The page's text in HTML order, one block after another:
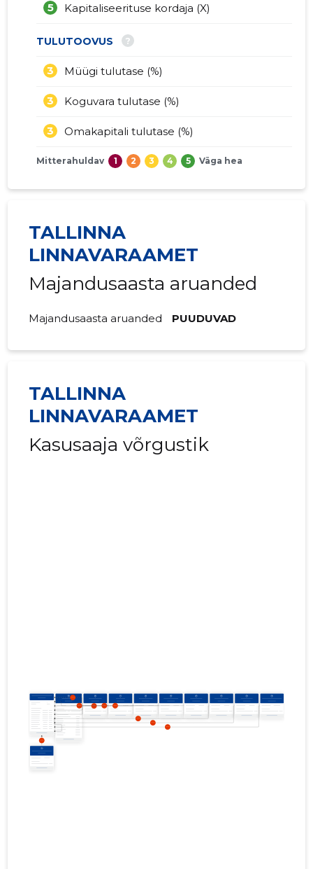
Kapitaliseerituse kordaja (X)
5
TULUTOOVUS ?
Müügi tulutase (%)
3
Koguvara tulutase (%)
3
Omakapitali tulutase (%)
3
Mitterahuldav 1 2 3 4 5 Väga hea
TALLINNA
LINNAVARAAMET
Majandusaasta aruanded
Majandusaasta aruanded PUUDUVAD
TALLINNA
LINNAVARAAMET
Kasusaaja võrgustik